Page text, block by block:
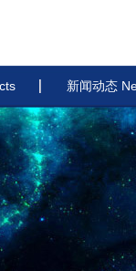
新闻动态